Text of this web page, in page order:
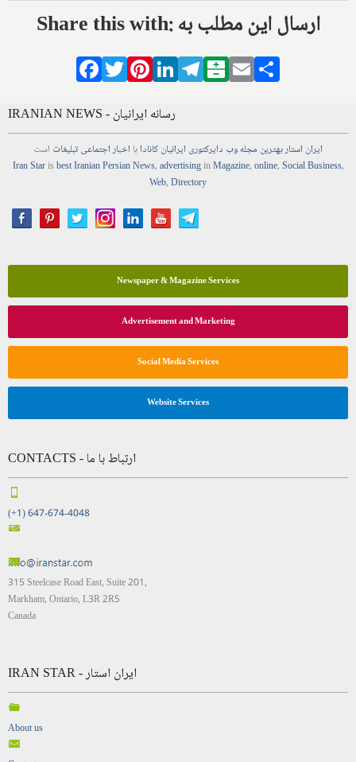
Share this with: ارسال این مطلب به
Facebook
TwitterPinterestLinkedIn
Telegram
Balatarin
Email
IRANIAN NEWS - رسانه ایرانیان
ایران استاربهترین مجلهوب دایرکتوری ایرانیان کانادابا اخباراجتماعیتبلیغات است
Iran Starisbest Iranian PersianNews,advertisinginMagazine,online,Social Business,
Web,Directory
Newspaper & Magazine Services
Advertisement and Marketing
Social Media Services
Website Services
CONTACTS - ارتباط با ما
(+1) 647-674-4048
315 Steelcase Road East, Suite 201,
Markham, Ontario, L3R 2R5
Canada
IRAN STAR - ایران استار
About us